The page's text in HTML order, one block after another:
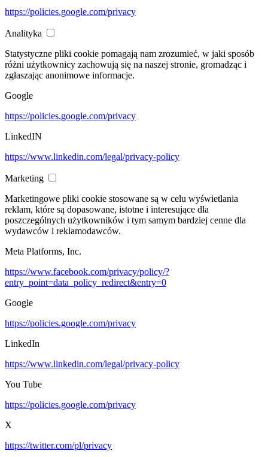
https://policies.google.com/privacy
Analityka
Statystyczne pliki cookie pomagają nam zrozumieć, w jaki sposób
różni użytkownicy zachowują się na naszej stronie, gromadząc i
zgłaszając anonimowe informacje.
Google
https://policies.google.com/privacy
LinkedIN
https://www.linkedin.com/legal/privacy-policy
Marketing
Marketingowe pliki cookie stosowane są w celu wyświetlania
reklam, które są dopasowane, istotne i interesujące dla
poszczególnych użytkowników i tym samym bardziej cenne dla
wydawców i reklamodawców.
Meta Platforms, Inc.
https://www.facebook.com/privacy/policy/?
entry_point=data_policy_redirect&entry=0
Google
https://policies.google.com/privacy
LinkedIn
https://www.linkedin.com/legal/privacy-policy
You Tube
https://policies.google.com/privacy
X
https://twitter.com/pl/privacy